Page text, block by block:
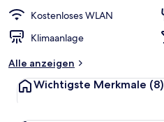
Kostenloses WLAN
Klimaanlage
Alle anzeigen
Wichtigste Merkmale (8)